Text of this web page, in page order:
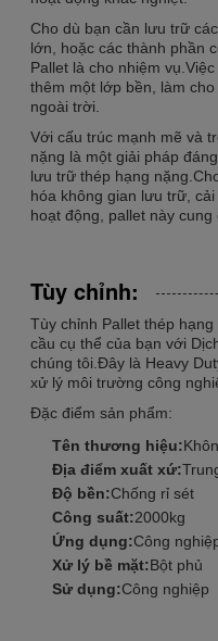
Cho dù bạn cần lưu trữ
lớn, hoặc các thành phần
Pallet là cho nhiệm
thêm một lớp bền, làm
ngoài trời.
Với cấu trúc mạnh mẽ và
nặng là một giải pháp
lưu trữ thép hạng
hóa không gian lưu trữ,
hoạt động, pallet này cung
Tùy chỉnh:
Tùy chỉnh Pallet thép
cầu cụ thể của bạn với
chúng tôi.Đây là Heavy
xử lý môi trường công
Đặc điểm sản phẩm:
Tên thương hiệu:
Địa điểm xuất xứ:
Độ bền:Chống rỉ sét
Công suất:2000kg
Ứng dụng:Công
Xử lý bề mặt:Bột phủ
Sử dụng:Công nghiệp